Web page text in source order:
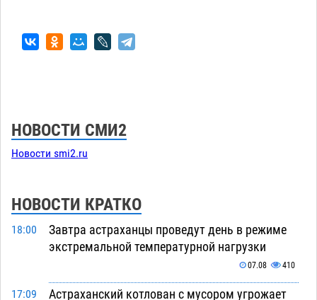
НОВОСТИ СМИ2
Новости smi2.ru
НОВОСТИ КРАТКО
18:00
Завтра астраханцы проведут день в режиме
экстремальной температурной нагрузки
07.08 410
17:09
Астраханский котлован с мусором угрожает